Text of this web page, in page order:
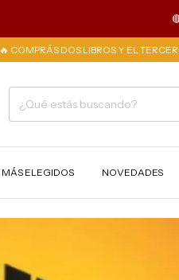
🔴
🔥 COMPRÁS DOS LIBROS Y EL
MÁS ELEGIDOS NOVEDADES